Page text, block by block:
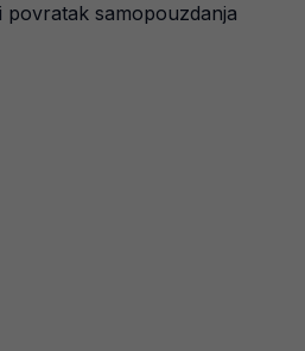
povratak samopouzdanja